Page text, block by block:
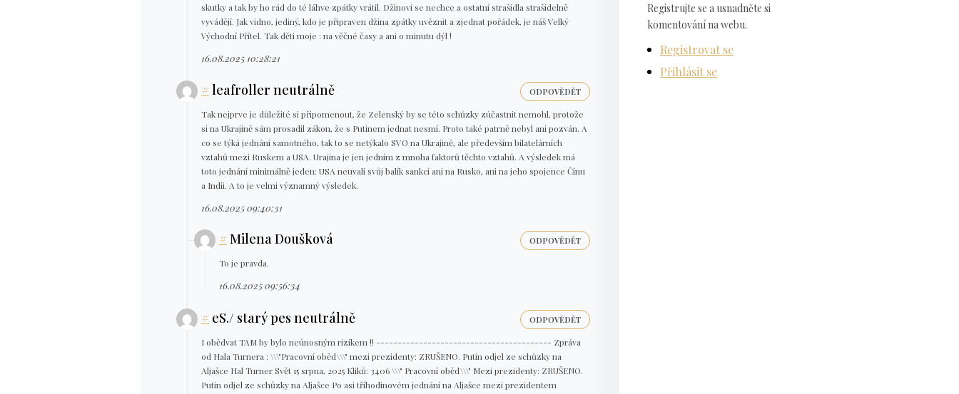
skutky a tak by ho rád do té láhve zpátky vrátil. Džinovi se nechce a ostatní strašidla strašidelně
vyvádějí. Jak vidno, jediný, kdo je připraven džina zpátky uvěznit a zjednat pořádek, je náš Velký
Východní Přítel. Tak děti moje : na věčné časy a ani o minutu dýl !
16.08.2025 10:28:21
#leafroller neutrálně
Tak nejprve je důležité si připomenout, že Zelenský by se této schůzky zúčastnit nemohl, protože
si na Ukrajině sám prosadil zákon, že s Putinem jednat nesmí. Proto také patrně nebyl ani pozván. A
co se týká jednání samotného, tak to se netýkalo SVO na Ukrajině, ale především bilatelárních
vztahů mezi Ruskem a USA. Urajina je jen jedním z mnoha faktorů těchto vztahů. A výsledek má
toto jednání minimálně jeden: USA neuvalí svůj balík sankcí ani na Rusko, ani na jeho spojence Čínu
a Indii. A to je velmi významný výsledek.
16.08.2025 09:40:31
ODPOVĚDĚT
#Milena Doušková
To je pravda.
16.08.2025 09:56:34
ODPOVĚDĚT
# eS./ starý pes neutrálně
I obědvat TAM by bylo neúnosným rizikem !! ----------------------------------------- Zpráva
od Hala Turnera : \\\"Pracovní oběd\\\" mezi prezidenty: ZRUŠENO. Putin odjel ze schůzky na
Aljašce Hal Turner Svět 15 srpna, 2025 Kliků: 3406 \\\" Pracovní oběd\\\" Mezi prezidenty: ZRUŠENO.
Putin odjel ze schůzky na Aljašce Po asi tříhodinovém jednání na Aljašce mezi prezidentem
ODPOVĚDĚT
Registrujte se a usnadněte si
komentování na webu.
Registrovat se
Přihlásit se